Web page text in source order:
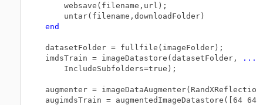
    websave(filename,url);
end
datasetFolder = fullfile(imageFolder);
imdsTrain = imageDatastore(datasetFolder,
...
    IncludeSubfolders=true);
augmenter =
augimdsTrain = augmentedImageDatastore([64